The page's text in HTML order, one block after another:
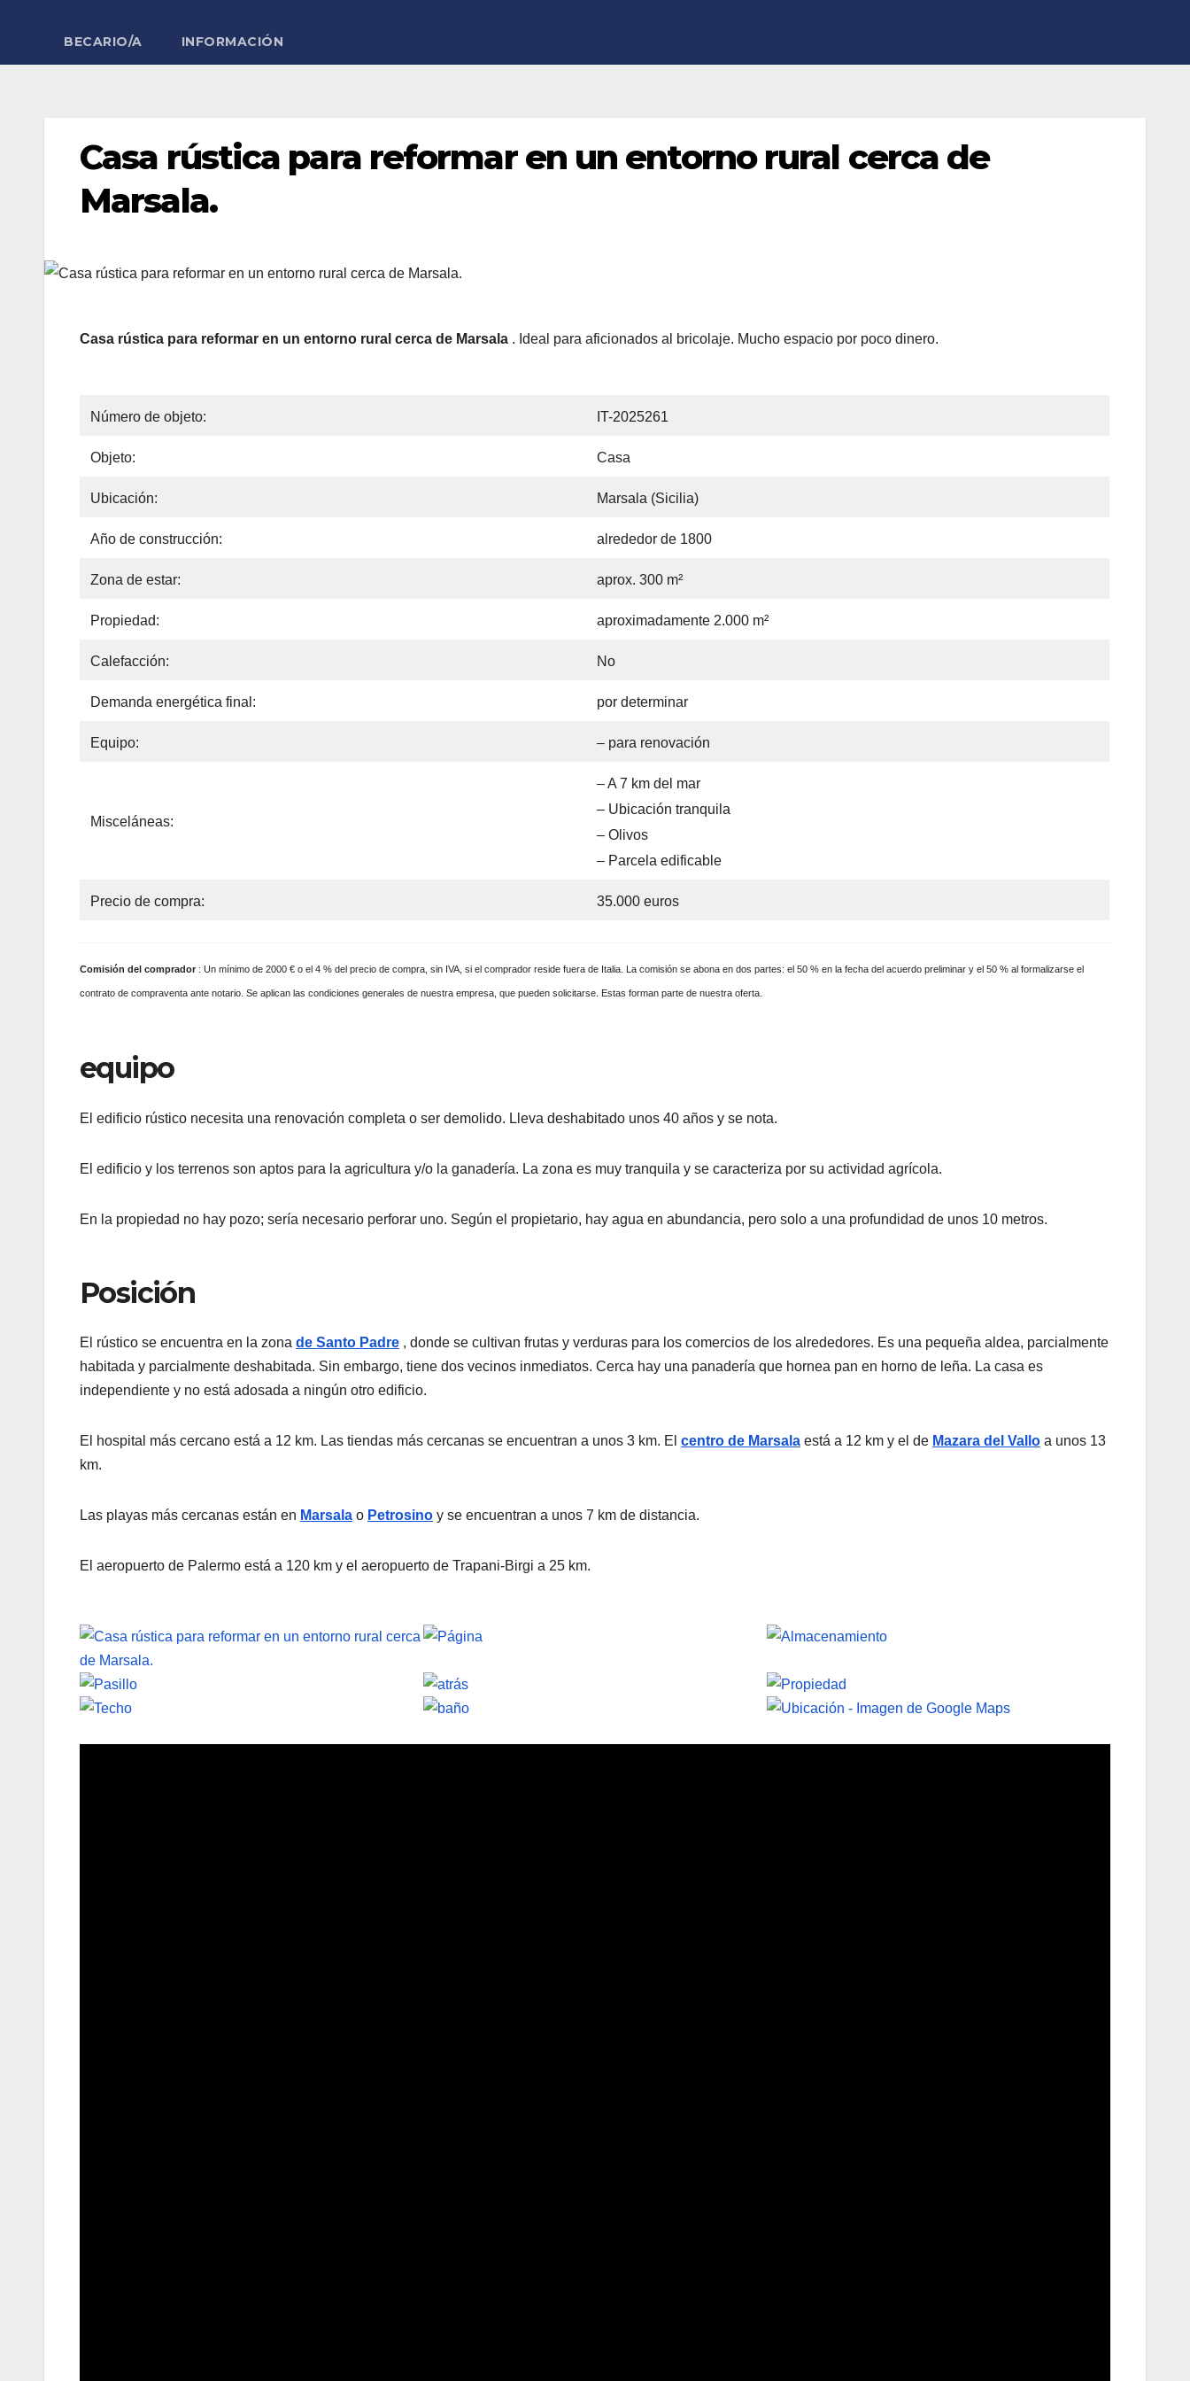
BECARIO/A INFORMACIÓN
Casa rústica para reformar en un entorno rural cerca de
Marsala.
Casa rústica para reformar en un entorno rural cerca de Marsala . Ideal para aficionados al bricolaje. Mucho espacio por poco dinero.
Número de objeto: IT-2025261
Objeto: Casa
Ubicación: Marsala (Sicilia)
Año de construcción: alrededor de 1800
Zona de estar: aprox. 300 m²
Propiedad: aproximadamente 2.000 m²
Calefacción: No
Demanda energética final: por determinar
Equipo: – para renovación
Misceláneas:
– A 7 km del mar
– Ubicación tranquila
– Olivos
– Parcela edificable
Precio de compra: 35.000 euros
Comisión del comprador : Un mínimo de 2000 € o el 4 % del precio de compra, sin IVA, si el comprador reside fuera de Italia. La comisión se abona en dos partes: el 50 % en la fecha del acuerdo preliminar y el 50 % al formalizarse el
contrato de compraventa ante notario. Se aplican las condiciones generales de nuestra empresa, que pueden solicitarse. Estas forman parte de nuestra oferta.
equipo
El edificio rústico necesita una renovación completa o ser demolido. Lleva deshabitado unos 40 años y se nota.
El edificio y los terrenos son aptos para la agricultura y/o la ganadería. La zona es muy tranquila y se caracteriza por su actividad agrícola.
En la propiedad no hay pozo; sería necesario perforar uno. Según el propietario, hay agua en abundancia, pero solo a una profundidad de unos 10 metros.
Posición
El rústico se encuentra en la zona de Santo Padre , donde se cultivan frutas y verduras para los comercios de los alrededores. Es una pequeña aldea, parcialmente
habitada y parcialmente deshabitada. Sin embargo, tiene dos vecinos inmediatos. Cerca hay una panadería que hornea pan en horno de leña. La casa es
independiente y no está adosada a ningún otro edificio.
El hospital más cercano está a 12 km. Las tiendas más cercanas se encuentran a unos 3 km. El centro de Marsala está a 12 km y el de Mazara del Vallo a unos 13
km.
Las playas más cercanas están en Marsala o Petrosino y se encuentran a unos 7 km de distancia.
El aeropuerto de Palermo está a 120 km y el aeropuerto de Trapani-Birgi a 25 km.